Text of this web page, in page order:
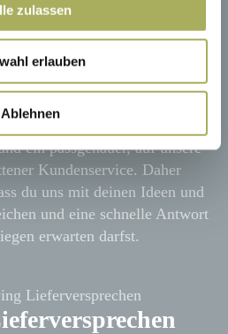
zulassen
erlauben
Ablehnen
ein passgenauer, auf unsere
Kundenservice. Daher
du uns mit deinen Ideen und
und eine schnelle Antwort
erwarten darfst.